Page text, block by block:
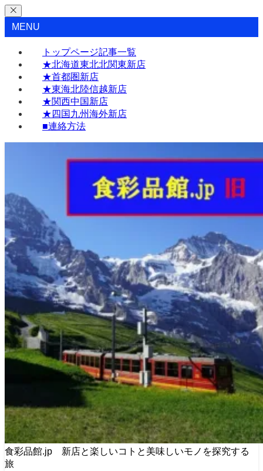
MENU
トップページ記事一覧
★北海道東北北関東新店
★首都圏新店
★東海北陸信越新店
★関西中国新店
★四国九州海外新店
■連絡方法
食彩品館.jp 新店と楽しいコトと美味しいモノを探究する
旅